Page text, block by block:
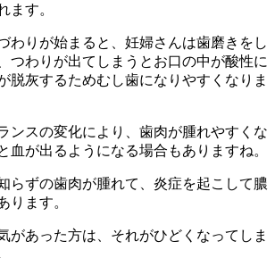
ます。
わりが始まると、妊婦さんは歯磨きをし
つわりが出てしまうとお口の中が酸性に
脱灰するためむし歯になりやすくなりま
ンスの変化により、歯肉が腫れやすくな
血が出るようになる場合もありますね。
らずの歯肉が腫れて、炎症を起こして膿
ります。
があった方は、それがひどくなってしま